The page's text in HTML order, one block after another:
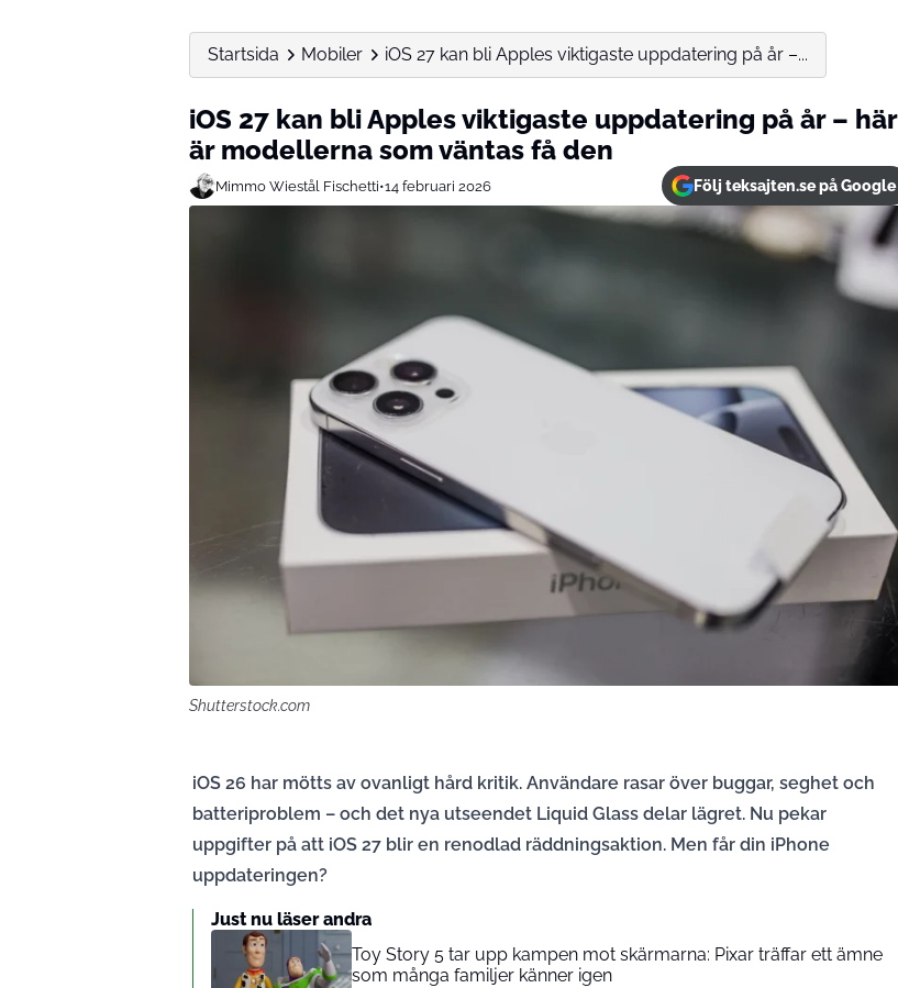
Startsida Mobiler iOS 27 kan bli Apples viktigaste uppdatering på år –...
iOS 27 kan bli Apples viktigaste uppdatering på år – här
är modellerna som väntas få den
Mimmo Wiestål Fischetti•14 februari 2026 Följ teksajten.se på Google
Shutterstock.com
iOS 26 har mötts av ovanligt hård kritik. Användare rasar över buggar, seghet och
batteriproblem – och det nya utseendet Liquid Glass delar lägret. Nu pekar
uppgifter på att iOS 27 blir en renodlad räddningsaktion. Men får din iPhone
uppdateringen?
Just nu läser andra
Toy Story 5 tar upp kampen mot skärmarna: Pixar träffar ett ämne
som många familjer känner igen